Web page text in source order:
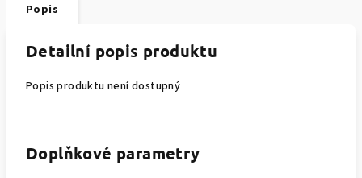
Popis
Detailní popis produktu
Popis produktu není dostupný
Doplňkové parametry